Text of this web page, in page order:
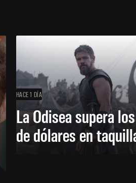
HACE 1 DÍA
La Odisea supera
de dólares en